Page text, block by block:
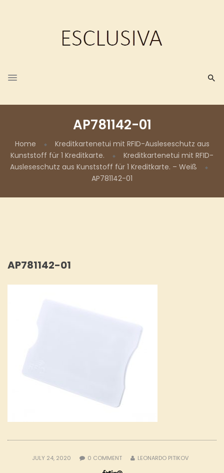
AP781142-01
Home
Kreditkartenetui mit RFID-Ausleseschutz aus
Kunststoff für 1 Kreditkarte.
Kreditkartenetui mit RFID-
Ausleseschutz aus Kunststoff für 1 Kreditkarte. – Weiß
AP781142-01
AP781142-01
JULY 24, 2020 0 COMMENT LEONARDO PITIKOV